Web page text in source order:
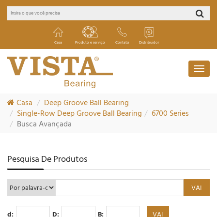
Casa Produto e serviço Contato Distribuidor
Casa
Deep Groove Ball Bearing
Single-Row Deep Groove Ball Bearing
6700 Series
Busca Avançada
Pesquisa De Produtos
d: D: B: